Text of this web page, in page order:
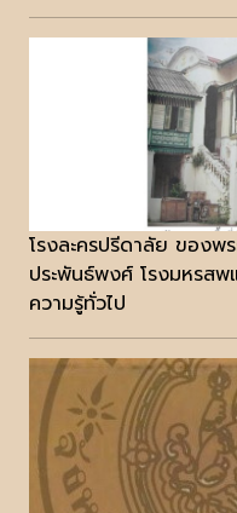
โรงละครปรีดาลัย ของพ
ประพันธ์พงศ์ โรงมหรสพ
ความรู้ทั่วไป